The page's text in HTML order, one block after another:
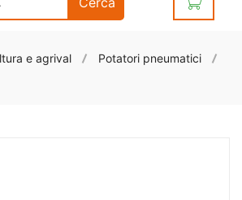
e agrival
Potatori pneumatici